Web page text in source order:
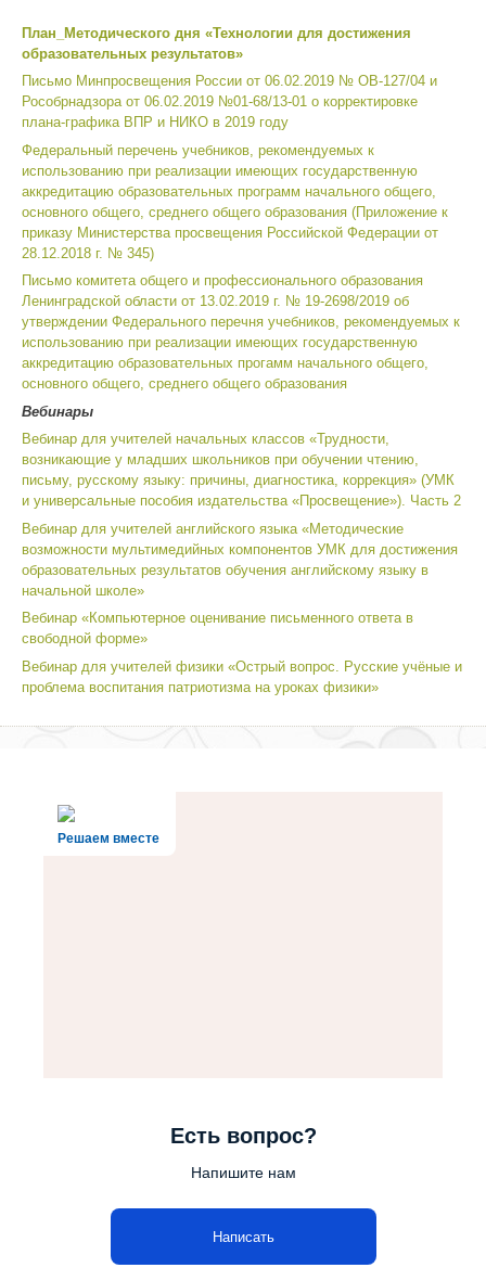
План_Методического дня «Технологии для достижения
образовательных результатов»
Письмо Минпросвещения России от 06.02.2019 № ОВ-127/04 и
Рособрнадзора от 06.02.2019 №01-68/13-01 о корректировке
плана-графика ВПР и НИКО в 2019 году
Федеральный перечень учебников, рекомендуемых к
использованию при реализации имеющих государственную
аккредитацию образовательных программ начального общего,
основного общего, среднего общего образования (Приложение к
приказу Министерства просвещения Российской Федерации от
28.12.2018 г. № 345)
Письмо комитета общего и профессионального образования
Ленинградской области от 13.02.2019 г. № 19-2698/2019 об
утверждении Федерального перечня учебников, рекомендуемых к
использованию при реализации имеющих государственную
аккредитацию образовательных прогамм начального общего,
основного общего, среднего общего образования
Вебинары
Вебинар для учителей начальных классов «Трудности,
возникающие у младших школьников при обучении чтению,
письму, русскому языку: причины, диагностика, коррекция» (УМК
и универсальные пособия издательства «Просвещение»). Часть 2
Вебинар для учителей английского языка «Методические
возможности мультимедийных компонентов УМК для достижения
образовательных результатов обучения английскому языку в
начальной школе»
Вебинар «Компьютерное оценивание письменного ответа в
свободной форме»
Вебинар для учителей физики «Острый вопрос. Русские учёные и
проблема воспитания патриотизма на уроках физики»
Решаем вместе
Есть вопрос?
Напишите нам
Написать